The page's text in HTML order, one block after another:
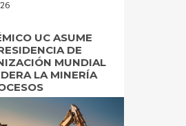
UC ASUME
DE
MUNDIAL
LA MINERÍA